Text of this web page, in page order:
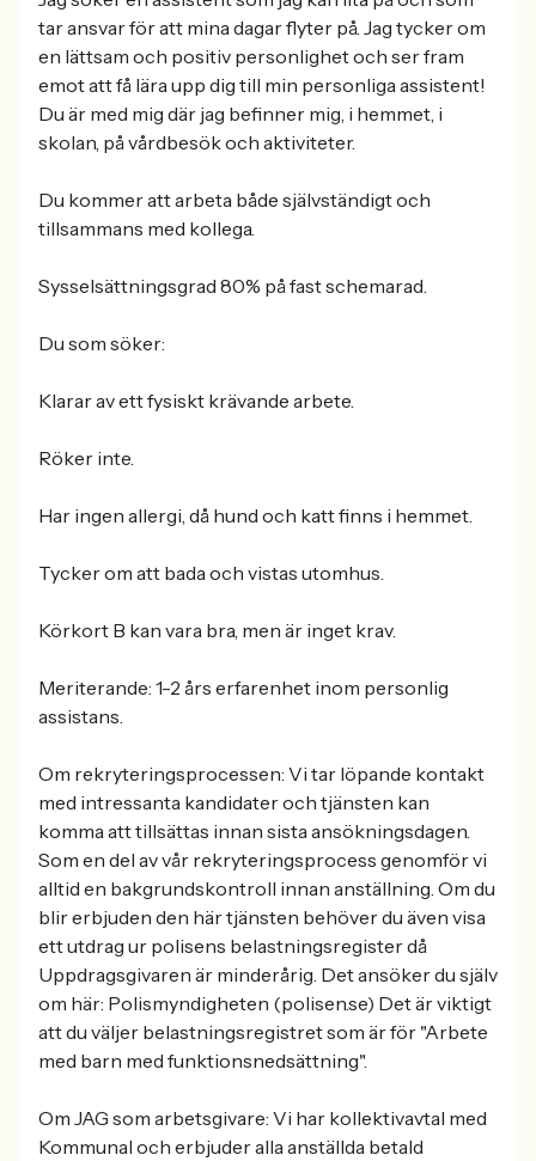
tar ansvar för att mina dagar flyter på. Jag tycker om
en lättsam och positiv personlighet och ser fram
emot att få lära upp dig till min personliga assistent!
Du är med mig där jag befinner mig, i hemmet, i
skolan, på vårdbesök och aktiviteter.
Du kommer att arbeta både självständigt och
tillsammans med kollega.
Sysselsättningsgrad 80% på fast schemarad.
Du som söker:
Klarar av ett fysiskt krävande arbete.
Röker inte.
Har ingen allergi, då hund och katt finns i hemmet.
Tycker om att bada och vistas utomhus.
Körkort B kan vara bra, men är inget krav.
Meriterande: 1-2 års erfarenhet inom personlig
assistans.
Om rekryteringsprocessen: Vi tar löpande kontakt
med intressanta kandidater och tjänsten kan
komma att tillsättas innan sista ansökningsdagen.
Som en del av vår rekryteringsprocess genomför vi
alltid en bakgrundskontroll innan anställning. Om du
blir erbjuden den här tjänsten behöver du även visa
ett utdrag ur polisens belastningsregister då
Uppdragsgivaren är minderårig. Det ansöker du själv
om här: Polismyndigheten (polisen.se) Det är viktigt
att du väljer belastningsregistret som är för "Arbete
med barn med funktionsnedsättning".
Om JAG som arbetsgivare: Vi har kollektivavtal med
Kommunal och erbjuder alla anställda betald